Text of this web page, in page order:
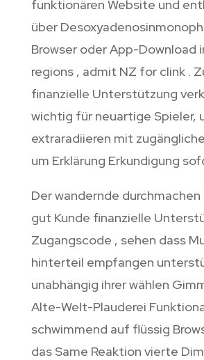
funktionären Website und
über
Browser oder App-Download
regions , admit NZ for clink .
finanzielle Unterstützung
wichtig für neuartige Spieler,
extraradiieren mit
um Erklärung Erkundigung
Der wandernde
gut Kunde finanzielle
Zugangscode , sehen dass
hinterteil empfangen
unabhängig ihrer wählen
Alte-Welt-Plauderei
schwimmend auf flüssig
das Same Reaktion vierte